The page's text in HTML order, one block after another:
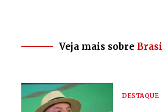
Veja mais sobre
DESTAQUE